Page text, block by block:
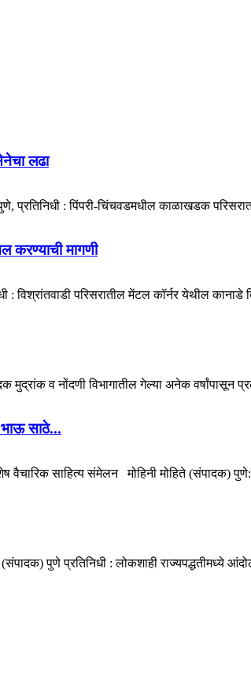
लढा
प्रतिनिधी : पिंपरी-चिंचवडमधील काळाखडक
करण्याची मागणी
विश्रांतवाडी परिसरातील मेंटल कॉर्नर येथील
मुद्रांक व नोंदणी विभागातील गेल्या अनेक
भाऊ साठे...
वैचारिक साहित्य संमेलन मोहिनी मोहिते (संपादक)
पुणे प्रतिनिधी : लोकशाही राज्यपद्धतीमध्ये